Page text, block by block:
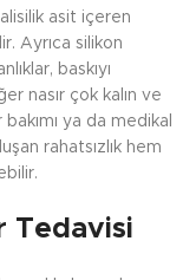
asit içeren
Ayrıca silikon
baskıyı
nasır çok kalın ve
ya da medikal
rahatsızlık hem
Tedavisi